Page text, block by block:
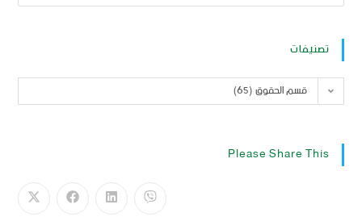
تصنيفات
قسم الحقوق (65)
Please Share This